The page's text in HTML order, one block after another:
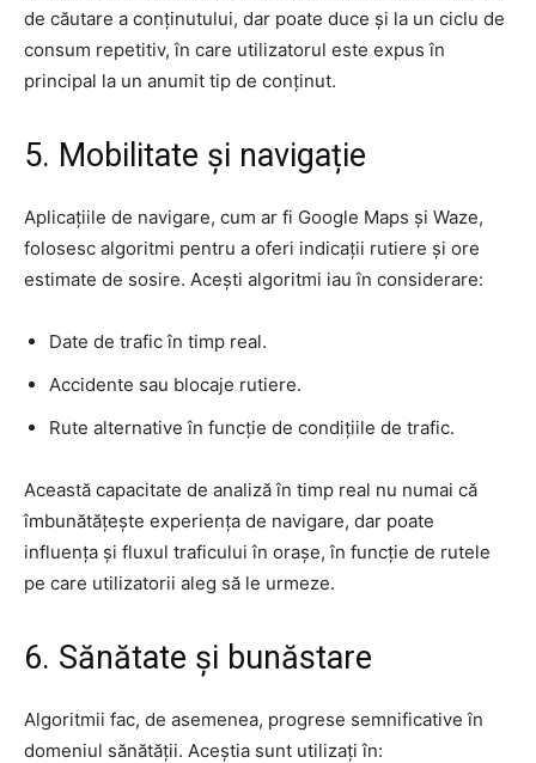
de căutare a conținutului, dar poate duce și la un ciclu de
consum repetitiv, în care utilizatorul este expus în
principal la un anumit tip de conținut.
5. Mobilitate și navigație
Aplicațiile de navigare, cum ar fi Google Maps și Waze,
folosesc algoritmi pentru a oferi indicații rutiere și ore
estimate de sosire. Acești algoritmi iau în considerare:
Date de trafic în timp real.
Accidente sau blocaje rutiere.
Rute alternative în funcție de condițiile de trafic.
Această capacitate de analiză în timp real nu numai că
îmbunătățește experiența de navigare, dar poate
influența și fluxul traficului în orașe, în funcție de rutele
pe care utilizatorii aleg să le urmeze.
6. Sănătate și bunăstare
Algoritmii fac, de asemenea, progrese semnificative în
domeniul sănătății. Aceștia sunt utilizați în: